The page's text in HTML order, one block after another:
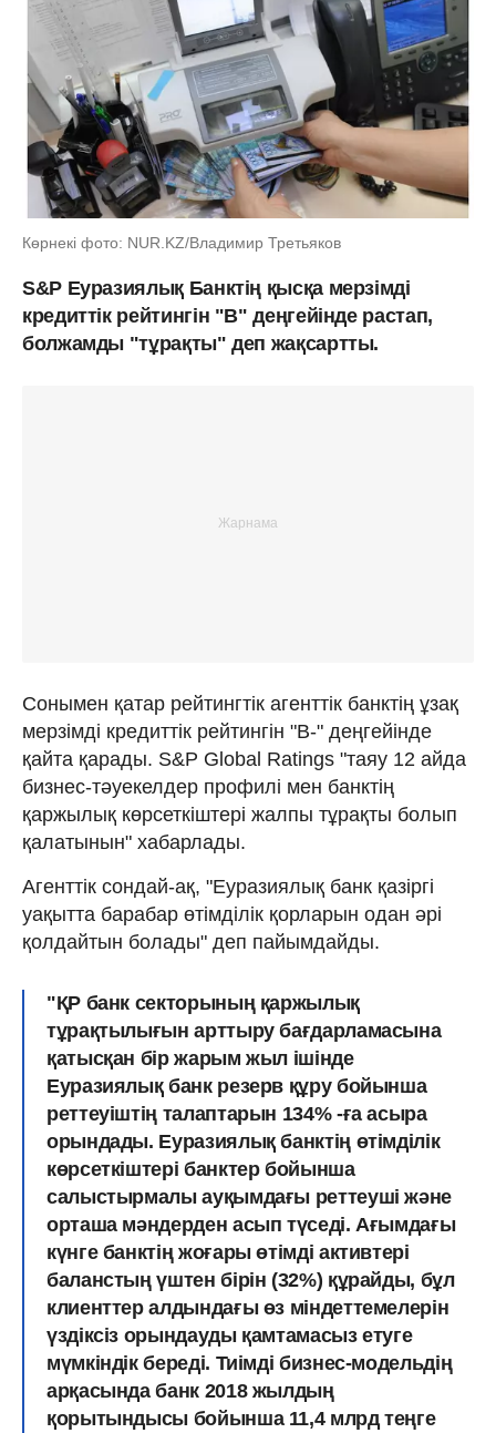
Көрнекі фото: NUR.KZ/Владимир Третьяков
S&P Еуразиялық Банктің қысқа мерзімді
кредиттік рейтингін "В" деңгейінде растап,
болжамды "тұрақты" деп жақсартты.
Сонымен қатар рейтингтік агенттік банктің ұзақ
мерзімді кредиттік рейтингін "В-" деңгейінде
қайта қарады. S&P Global Ratings "таяу 12 айда
бизнес-тәуекелдер профилі мен банктің
қаржылық көрсеткіштері жалпы тұрақты болып
қалатынын" хабарлады.
Агенттік сондай-ақ, "Еуразиялық банк қазіргі
уақытта барабар өтімділік қорларын одан әрі
қолдайтын болады" деп пайымдайды.
"ҚР банк секторының қаржылық
тұрақтылығын арттыру бағдарламасына
қатысқан бір жарым жыл ішінде
Еуразиялық банк резерв құру бойынша
реттеуіштің талаптарын 134% -ға асыра
орындады. Еуразиялық банктің өтімділік
көрсеткіштері банктер бойынша
салыстырмалы ауқымдағы реттеуші және
орташа мәндерден асып түседі. Ағымдағы
күнге банктің жоғары өтімді активтері
баланстың үштен бірін (32%) құрайды, бұл
клиенттер алдындағы өз міндеттемелерін
үздіксіз орындауды қамтамасыз етуге
мүмкіндік береді. Тиімді бизнес-модельдің
арқасында банк 2018 жылдың
қорытындысы бойынша 11,4 млрд теңге